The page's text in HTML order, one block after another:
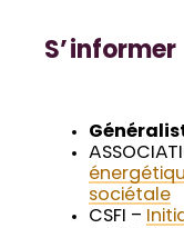
S’informer
sociétale
CSFI –